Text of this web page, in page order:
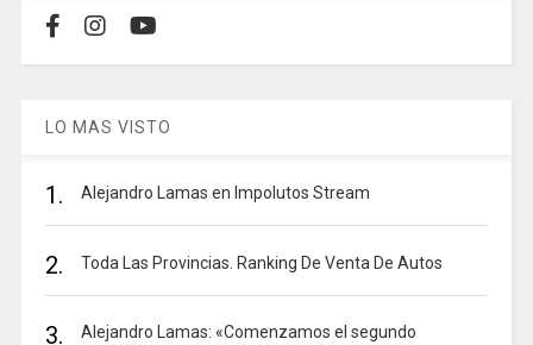
LO MAS VISTO
1. Alejandro Lamas en Impolutos Stream
2. Toda Las Provincias. Ranking De Venta De Autos
3.
Alejandro Lamas: «Comenzamos el segundo